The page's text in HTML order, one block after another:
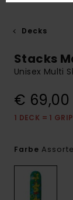
Decks
Stacks
Unisex Multi
€ 69,00
1 DECK = 1
Farbe